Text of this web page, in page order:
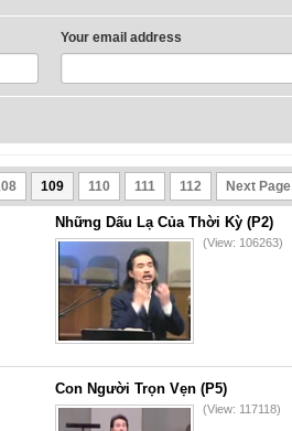
Your email address
109 110 111 112 Next Page
Những Dấu Lạ Của Thời Kỳ (P2)
(View: 106263)
Con Người Trọn Vẹn (P5)
(View: 117118)